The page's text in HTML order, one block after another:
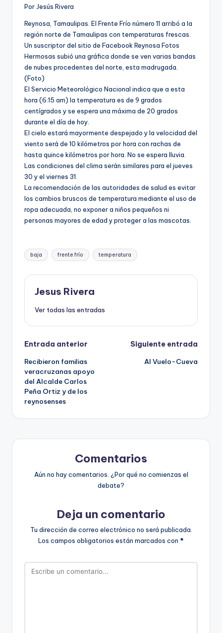
Por Jesús Rivera
Reynosa, Tamaulipas. El Frente Frío número 11 arribó a la
región norte de Tamaulipas con temperaturas frescas.
Un suscriptor del sitio de Facebook Reynosa Fotos
Hermosas subió una gráfica donde se ven varias bandas
de nubes procedentes del norte, esta madrugada.
(Foto)
El Servicio Meteorológico Nacional indica que a esta
hora (6:15 am) la temperatura es de 9 grados
centígrados y se espera una máxima de 20 grados
durante el día de hoy.
El cielo estará mayormente despejado y la velocidad del
viento será de 10 kilómetros por hora con rachas de
hasta quince kilómetros por hora. No se espera lluvia.
Las condiciones del clima serán similares para el jueves
30 y el viernes 31.
La recomendación de las autoridades de salud es evitar
los cambios bruscos de temperatura mediante el uso de
ropa adecuada, no exponer a niños pequeños ni
personas mayores de edad y proteger a las mascotas.
Etiquetas:
baja frente frío temperatura
Jesus Rivera
Ver todas las entradas
Navegación
de
entradas
Entrada anterior
Recibieron familias
veracruzanas apoyo
del Alcalde Carlos
Peña Ortiz y de los
reynosenses
Siguiente entrada
Al Vuelo-Cueva
Comentarios
Aún no hay comentarios. ¿Por qué no comienzas el
debate?
Deja un comentario
Tu dirección de correo electrónico no será publicada.
Los campos obligatorios están marcados con *